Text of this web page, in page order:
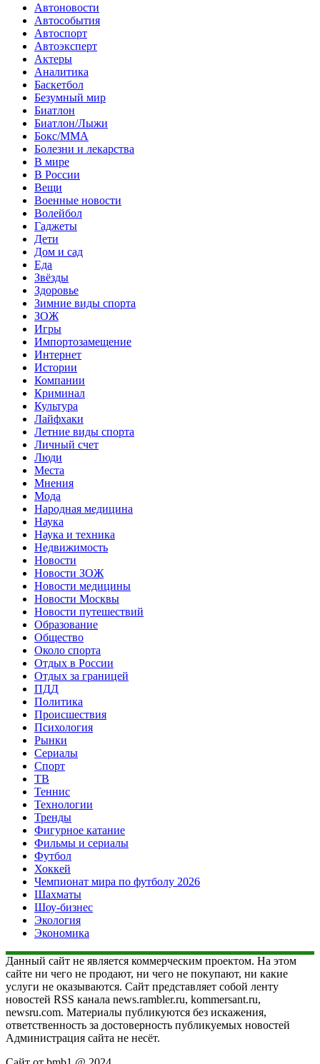
Автоновости
Автособытия
Автоспорт
Автоэксперт
Актеры
Аналитика
Баскетбол
Безумный мир
Биатлон
Биатлон/Лыжи
Бокс/MMA
Болезни и лекарства
В мире
В России
Вещи
Военные новости
Волейбол
Гаджеты
Дети
Дом и сад
Еда
Звёзды
Здоровье
Зимние виды спорта
ЗОЖ
Игры
Импортозамещение
Интернет
Истории
Компании
Криминал
Культура
Лайфхаки
Летние виды спорта
Личный счет
Люди
Места
Мнения
Мода
Народная медицина
Наука
Наука и техника
Недвижимость
Новости
Новости ЗОЖ
Новости медицины
Новости Москвы
Новости путешествий
Образование
Общество
Около спорта
Отдых в России
Отдых за границей
ПДД
Политика
Происшествия
Психология
Рынки
Сериалы
Спорт
ТВ
Теннис
Технологии
Тренды
Фигурное катание
Фильмы и сериалы
Футбол
Хоккей
Чемпионат мира по футболу 2026
Шахматы
Шоу-бизнес
Экология
Экономика
Данный сайт не является коммерческим проектом. На этом
сайте ни чего не продают, ни чего не покупают, ни какие
услуги не оказываются. Сайт представляет собой ленту
новостей RSS канала news.rambler.ru, kommersant.ru,
newsru.com. Материалы публикуются без искажения,
ответственность за достоверность публикуемых новостей
Администрация сайта не несёт.